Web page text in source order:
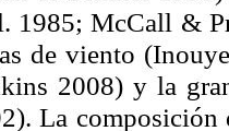
1985;McCall &
de viento (Inouye
2008) y la
La composición